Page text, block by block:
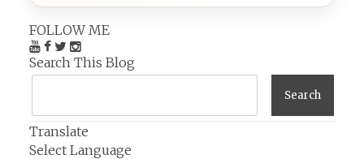
FOLLOW ME
Search This Blog
Translate
Select Language